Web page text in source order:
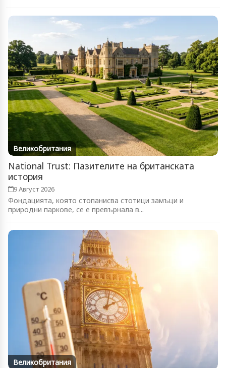
Великобритания
National Trust: Пазителите на британската
история
9 Август 2026
Фондацията, която стопанисва стотици замъци и
природни паркове, се е превърнала в...
Великобритания